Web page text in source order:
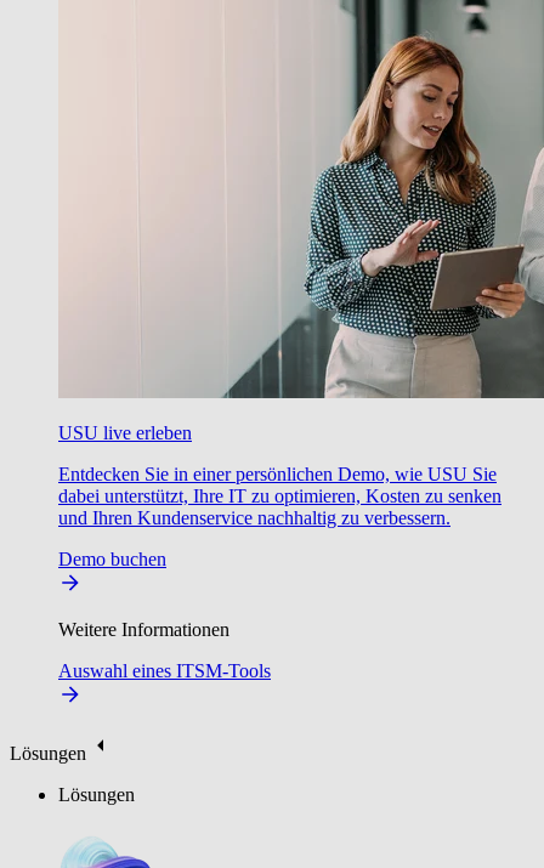
USU live erleben
Entdecken Sie in einer persönlichen Demo, wie USU Sie
dabei unterstützt, Ihre IT zu optimieren, Kosten zu senken
und Ihren Kundenservice nachhaltig zu verbessern.
Demo buchen
Weitere Informationen
Auswahl eines ITSM-Tools
Lösungen
Lösungen